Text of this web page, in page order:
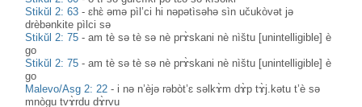
Stikŭl 2: 63 -ɛhɛ̀ əmə pìl’ci hi nəpətìsəhə sìn učukòvət jə
drèbənkite pìlci sə
Stikŭl 2: 75 -am tè sə tè sə nè prɤ̀skani nè nìštu [unintelligible] è
go
Stikŭl 2: 75 -am tè sə tè sə nè prɤ̀skani nè nìštu [unintelligible] è
go
Malevo/Asg 2: 22 - i nə n’èjə rəbòt’ɛ səlkɤ̀m dɤ̀p tɤ̀j.kətu t’è sə
mnògu tvɤ̀rdu dɤ̀rvu